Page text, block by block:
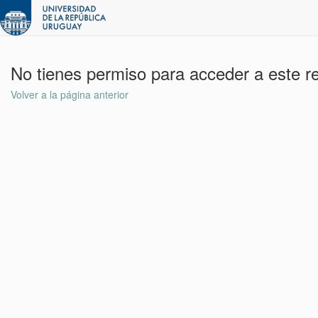
No tienes permiso para acceder a este
Volver a la página anterior